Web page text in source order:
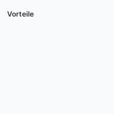
Vorteile